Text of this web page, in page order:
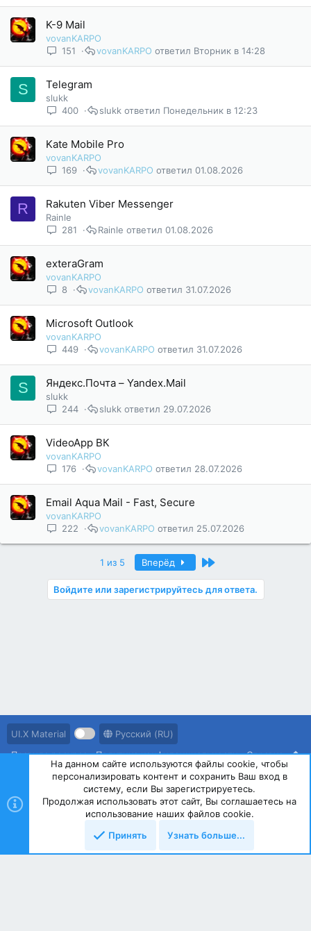
K-9 Mail
vovanKARPO
151
Вторник в 14:28
vovanKARPO
S Telegram
slukk
400
Понедельник в 12:23
slukk
Kate Mobile Pro
vovanKARPO
169
01.08.2026
vovanKARPO
R Rakuten Viber Messenger
Rainle
281
01.08.2026
Rainle
exteraGram
vovanKARPO
8
31.07.2026
vovanKARPO
Microsoft Outlook
vovanKARPO
449
31.07.2026
vovanKARPO
S Яндекс.Почта – Yandex.Mail
slukk
244
29.07.2026
slukk
VideoApp ВК
vovanKARPO
176
28.07.2026
vovanKARPO
Email Aqua Mail - Fast, Secure
vovanKARPO
222
25.07.2026
vovanKARPO
1 из 5 Вперёд Последний
Войдите или зарегистрируйтесь для ответа.
UI.X Material
Русский (RU)
Правила ресурса
Политика конфиденциальности Справка
Community platform by XenForo © 2010-2023 XenForo Ltd.
На данном сайте используются файлы cookie, чтобы
персонализировать контент и сохранить Ваш вход в
систему, если Вы зарегистрируетесь.
Продолжая использовать этот сайт, Вы соглашаетесь на
использование наших файлов cookie.
Принять
Узнать больше...